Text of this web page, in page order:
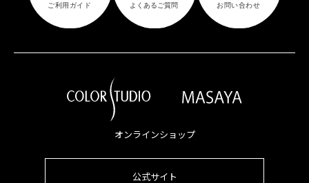
オンラインショップ
公式サイト